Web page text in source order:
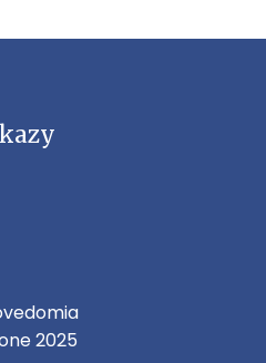
2025